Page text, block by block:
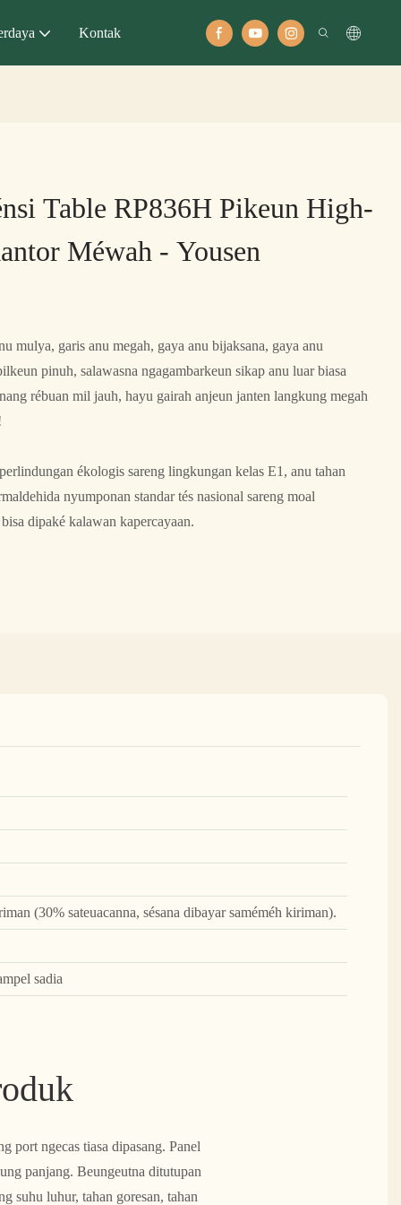
Kontak
Table RP836H Pikeun High-
Méwah - Yousen
mulya, garis anu megah, gaya anu bijaksana, gaya anu
pinuh, salawasna ngagambarkeun sikap anu luar biasa
rébuan mil jauh, hayu gairah anjeun janten langkung megah
ékologis sareng lingkungan kelas E1, anu tahan
nyumponan standar tés nasional sareng moal
dipaké kalawan kapercayaan.
(30% sateuacanna, sésana dibayar saméméh kiriman).
sadia
port ngecas tiasa dipasang. Panel
panjang. Beungeutna ditutupan
suhu luhur, tahan goresan, tahan